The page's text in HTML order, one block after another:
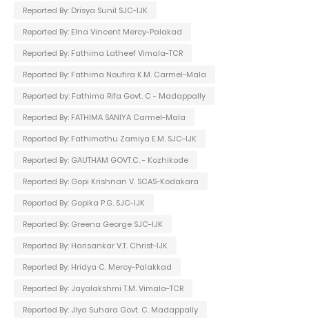
Reported By: Drisya Sunil SJC-IJK
Reported By: Elna Vincent Mercy-Palakad
Reported By: Fathima Latheef Vimala-TCR
Reported By: Fathima Noufira K.M. Carmel-Mala
Reported by: Fathima Rifa Govt. C - Madappally
Reported By: FATHIMA SANIYA Carmel-Mala
Reported By: Fathimathu Zamiya E.M. SJC-IJK
Reported By: GAUTHAM GOVT.C. - Kozhikode
Reported By: Gopi Krishnan V. SCAS-Kodakara
Reported By: Gopika P.G. SJC-IJK
Reported By: Greena George SJC-IJK
Reported By: Harisankar V.T. Christ-IJK
Reported By: Hridya C. Mercy-Palakkad
Reported By: Jayalakshmi T.M. Vimala-TCR
Reported By: Jiya Suhara Govt. C. Madappally